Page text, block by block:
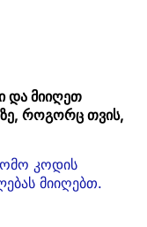
და მიიღეთ
როგორც თვის,
კოდის
მიიღებთ.